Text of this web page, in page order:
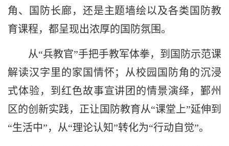
角、国防长廊，还是主题墙绘以及各类国防教
育课程，都呈现出浓厚的国防氛围。
从“兵教官”手把手教军体拳，到国防示范课
解读汉字里的家国情怀；从校园国防角的沉浸
式体验，到红色故事宣讲团的情景演绎，鄞州
区的创新实践，正让国防教育从“课堂上”延伸到
“生活中”，从“理论认知”转化为“行动自觉”。